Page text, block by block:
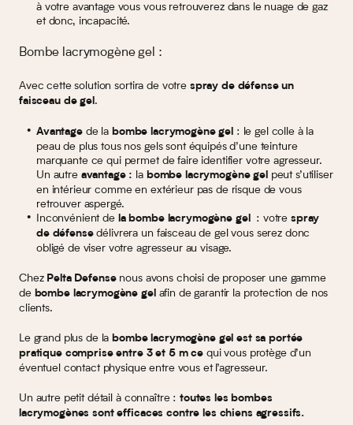
à votre avantage vous vous retrouverez dans le nuage de gaz
et donc, incapacité.
Bombe lacrymogène gel :
Avec cette solution sortira de votre spray de défense un
faisceau de gel .
Avantagede la bombe lacrymogène gel : le gel colle à la
peau de plus tous nos gels sont équipés d’une teinture
marquante ce qui permet de faire identifier votre agresseur.
Un autre avantage : la bombe lacrymogène gel peut s’utiliser
en intérieur comme en extérieur pas de risque de vous
retrouver aspergé.
Inconvénient de la bombe lacrymogène gel : votrespray
de défensedélivrera un faisceau de gel vous serez donc
obligé de viser votre agresseur au visage.
Chez Pelta Defensenous avons choisi de proposer une gamme
de bombe lacrymogène gel afin de garantir la protection de nos
clients.
Le grand plus de la bombe lacrymogène gel est sa portée
pratique comprise entre 3 et 5 m ce qui vous protège d’un
éventuel contact physique entre vous et l’agresseur.
Un autre petit détail à connaître : toutes les bombes
lacrymogènes sont efficaces contre les chiens agressifs.